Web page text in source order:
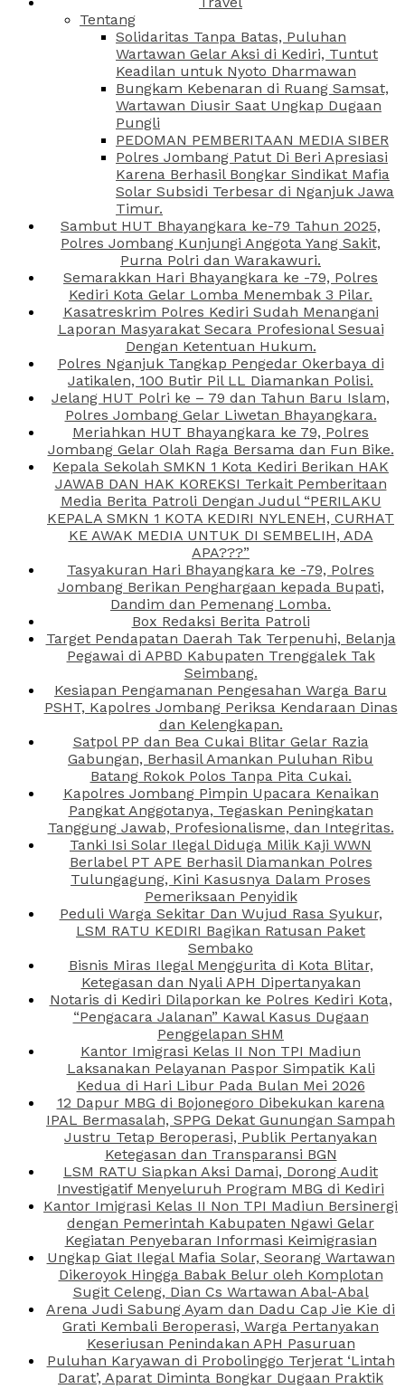
Tentang
Solidaritas Tanpa Batas, Puluhan
Wartawan Gelar Aksi di Kediri, Tuntut
Keadilan untuk Nyoto Dharmawan
Bungkam Kebenaran di Ruang Samsat,
Wartawan Diusir Saat Ungkap Dugaan
Pungli
PEDOMAN PEMBERITAAN MEDIA SIBER
Polres Jombang Patut Di Beri Apresiasi
Karena Berhasil Bongkar Sindikat Mafia
Solar Subsidi Terbesar di Nganjuk Jawa
Timur.
Sambut HUT Bhayangkara ke-79 Tahun 2025,
Polres Jombang Kunjungi Anggota Yang Sakit,
Purna Polri dan Warakawuri.
Semarakkan Hari Bhayangkara ke -79, Polres
Kediri Kota Gelar Lomba Menembak 3 Pilar.
Kasatreskrim Polres Kediri Sudah Menangani
Laporan Masyarakat Secara Profesional Sesuai
Dengan Ketentuan Hukum.
Polres Nganjuk Tangkap Pengedar Okerbaya di
Jatikalen, 100 Butir Pil LL Diamankan Polisi.
Jelang HUT Polri ke – 79 dan Tahun Baru Islam,
Polres Jombang Gelar Liwetan Bhayangkara.
Meriahkan HUT Bhayangkara ke 79, Polres
Jombang Gelar Olah Raga Bersama dan Fun Bike.
Kepala Sekolah SMKN 1 Kota Kediri Berikan HAK
JAWAB DAN HAK KOREKSI Terkait Pemberitaan
Media Berita Patroli Dengan Judul “PERILAKU
KEPALA SMKN 1 KOTA KEDIRI NYLENEH, CURHAT
KE AWAK MEDIA UNTUK DI SEMBELIH, ADA
APA???”
Tasyakuran Hari Bhayangkara ke -79, Polres
Jombang Berikan Penghargaan kepada Bupati,
Dandim dan Pemenang Lomba.
Box Redaksi Berita Patroli
Target Pendapatan Daerah Tak Terpenuhi, Belanja
Pegawai di APBD Kabupaten Trenggalek Tak
Seimbang.
Kesiapan Pengamanan Pengesahan Warga Baru
PSHT, Kapolres Jombang Periksa Kendaraan Dinas
dan Kelengkapan.
Satpol PP dan Bea Cukai Blitar Gelar Razia
Gabungan, Berhasil Amankan Puluhan Ribu
Batang Rokok Polos Tanpa Pita Cukai.
Kapolres Jombang Pimpin Upacara Kenaikan
Pangkat Anggotanya, Tegaskan Peningkatan
Tanggung Jawab, Profesionalisme, dan Integritas.
Tanki Isi Solar Ilegal Diduga Milik Kaji WWN
Berlabel PT APE Berhasil Diamankan Polres
Tulungagung, Kini Kasusnya Dalam Proses
Pemeriksaan Penyidik
Peduli Warga Sekitar Dan Wujud Rasa Syukur,
LSM RATU KEDIRI Bagikan Ratusan Paket
Sembako
Bisnis Miras Ilegal Menggurita di Kota Blitar,
Ketegasan dan Nyali APH Dipertanyakan
Notaris di Kediri Dilaporkan ke Polres Kediri Kota,
“Pengacara Jalanan” Kawal Kasus Dugaan
Penggelapan SHM
Kantor Imigrasi Kelas II Non TPI Madiun
Laksanakan Pelayanan Paspor Simpatik Kali
Kedua di Hari Libur Pada Bulan Mei 2026
12 Dapur MBG di Bojonegoro Dibekukan karena
IPAL Bermasalah, SPPG Dekat Gunungan Sampah
Justru Tetap Beroperasi, Publik Pertanyakan
Ketegasan dan Transparansi BGN
LSM RATU Siapkan Aksi Damai, Dorong Audit
Investigatif Menyeluruh Program MBG di Kediri
Kantor Imigrasi Kelas II Non TPI Madiun Bersinergi
dengan Pemerintah Kabupaten Ngawi Gelar
Kegiatan Penyebaran Informasi Keimigrasian
Ungkap Giat Ilegal Mafia Solar, Seorang Wartawan
Dikeroyok Hingga Babak Belur oleh Komplotan
Sugit Celeng, Dian Cs Wartawan Abal-Abal
Arena Judi Sabung Ayam dan Dadu Cap Jie Kie di
Grati Kembali Beroperasi, Warga Pertanyakan
Keseriusan Penindakan APH Pasuruan
Puluhan Karyawan di Probolinggo Terjerat ‘Lintah
Darat’, Aparat Diminta Bongkar Dugaan Praktik